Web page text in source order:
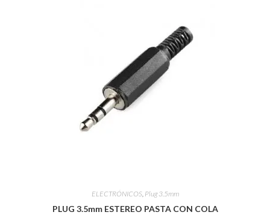
ELECTRÓNICOS, Plug 3.5mm
PLUG 3.5mm ESTEREO PASTA CON COLA